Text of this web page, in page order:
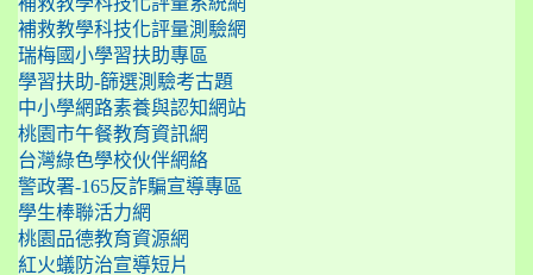
補救教學科技化評量測驗網
瑞梅國小學習扶助專區
學習扶助-篩選測驗考古題
中小學網路素養與認知網站
桃園市午餐教育資訊網
台灣綠色學校伙伴網絡
警政署-165反詐騙宣導專區
學生棒聯活力網
桃園品德教育資源網
紅火蟻防治宣導短片